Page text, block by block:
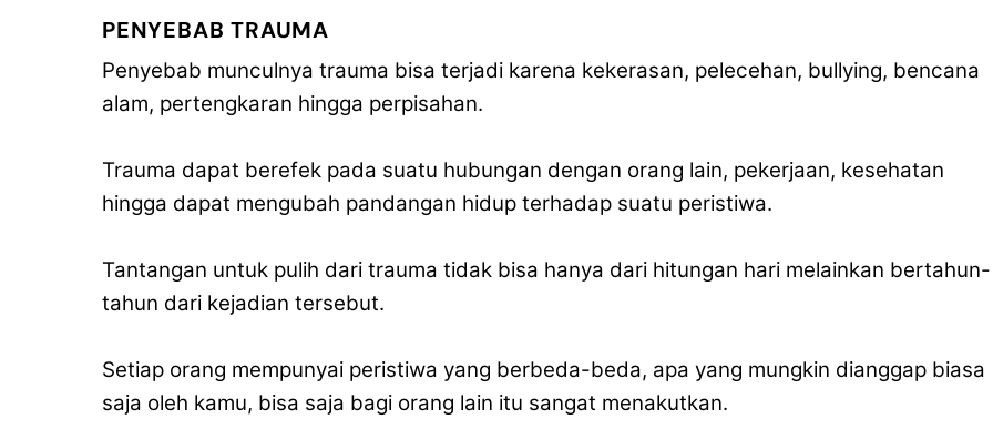
PENYEBAB TRAUMA
Penyebab munculnya trauma bisa terjadi karena kekerasan, pelecehan, bullying, bencana
alam, pertengkaran hingga perpisahan.
Trauma dapat berefek pada suatu hubungan dengan orang lain, pekerjaan, kesehatan
hingga dapat mengubah pandangan hidup terhadap suatu peristiwa.
Tantangan untuk pulih dari trauma tidak bisa hanya dari hitungan hari melainkan bertahun-
tahun dari kejadian tersebut.
Setiap orang mempunyai peristiwa yang berbeda-beda, apa yang mungkin dianggap biasa
saja oleh kamu, bisa saja bagi orang lain itu sangat menakutkan.